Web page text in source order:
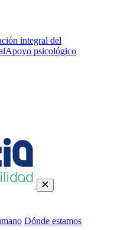
integral del
Apoyo psicológico
Dónde estamos